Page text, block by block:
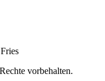
vorbehalten.